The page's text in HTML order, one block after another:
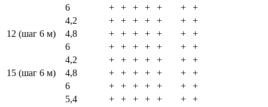
6
+ + + + + + +
12 (шаг 6 м)
4,2 + + + + + +
+
4,8
+ + + + + +
+
6
+ + + + + + +
15 (шаг 6 м)
4,2 + + + + + +
+
4,8
+ + + + + +
+
6
+ + + + + + +
5,4 + + + + + +
+